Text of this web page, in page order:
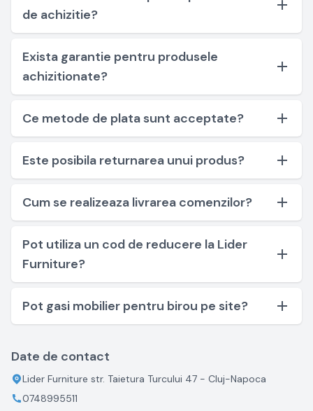
de achizitie?
Exista garantie pentru produsele
achizitionate?
Ce metode de plata sunt acceptate?
Este posibila returnarea unui produs?
Cum se realizeaza livrarea comenzilor?
Pot utiliza un cod de reducere la Lider
Furniture?
Pot gasi mobilier pentru birou pe site?
Date de contact
Lider Furniture str. Taietura Turcului 47 - Cluj-Napoca
0748995511